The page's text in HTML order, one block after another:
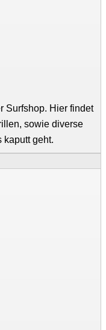
Surfshop. Hier findet
sowie diverse
kaputt geht.